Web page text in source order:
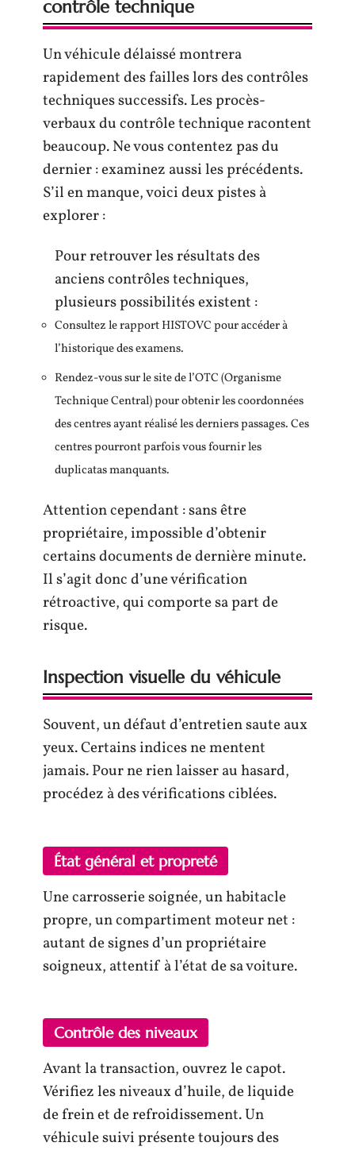
contrôle technique
Un véhicule délaissé montrera
rapidement des failles lors des contrôles
techniques successifs. Les procès-
verbaux du contrôle technique racontent
beaucoup. Ne vous contentez pas du
dernier : examinez aussi les précédents.
S’il en manque, voici deux pistes à
explorer :
Pour retrouver les résultats des
anciens contrôles techniques,
plusieurs possibilités existent :
Consultez le rapport HISTOVC pour accéder à
l’historique des examens.
Rendez-vous sur le site de l’OTC (Organisme
Technique Central) pour obtenir les coordonnées
des centres ayant réalisé les derniers passages. Ces
centres pourront parfois vous fournir les
duplicatas manquants.
Attention cependant : sans être
propriétaire, impossible d’obtenir
certains documents de dernière minute.
Il s’agit donc d’une vérification
rétroactive, qui comporte sa part de
risque.
Inspection visuelle du véhicule
Souvent, un défaut d’entretien saute aux
yeux. Certains indices ne mentent
jamais. Pour ne rien laisser au hasard,
procédez à des vérifications ciblées.
État général et propreté
Une carrosserie soignée, un habitacle
propre, un compartiment moteur net :
autant de signes d’un propriétaire
soigneux, attentif à l’état de sa voiture.
Contrôle des niveaux
Avant la transaction, ouvrez le capot.
Vérifiez les niveaux d’huile, de liquide
de frein et de refroidissement. Un
véhicule suivi présente toujours des